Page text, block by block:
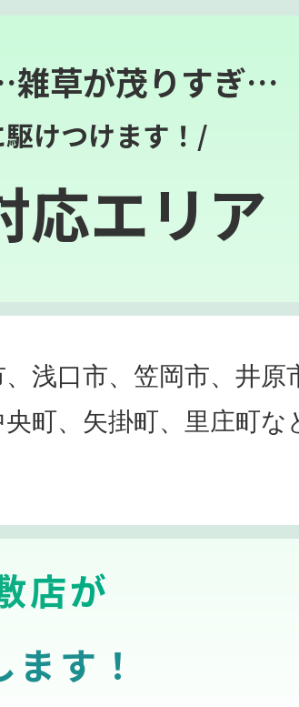
雑草が茂りすぎ…
けつけます！/
応エリア
浅口市、笠岡市、井原
町、矢掛町、里庄町な
店が
す！